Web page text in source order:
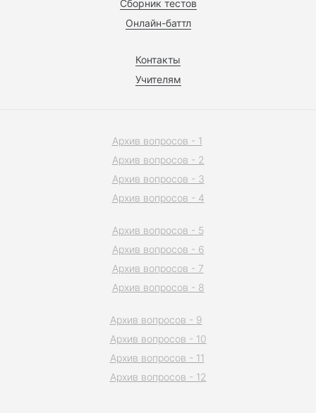
Сборник тестов
Онлайн-баттл
Контакты
Учителям
Архив вопросов - 1
Архив вопросов - 2
Архив вопросов - 3
Архив вопросов - 4
Архив вопросов - 5
Архив вопросов - 6
Архив вопросов - 7
Архив вопросов - 8
Архив вопросов - 9
Архив вопросов - 10
Архив вопросов - 11
Архив вопросов - 12